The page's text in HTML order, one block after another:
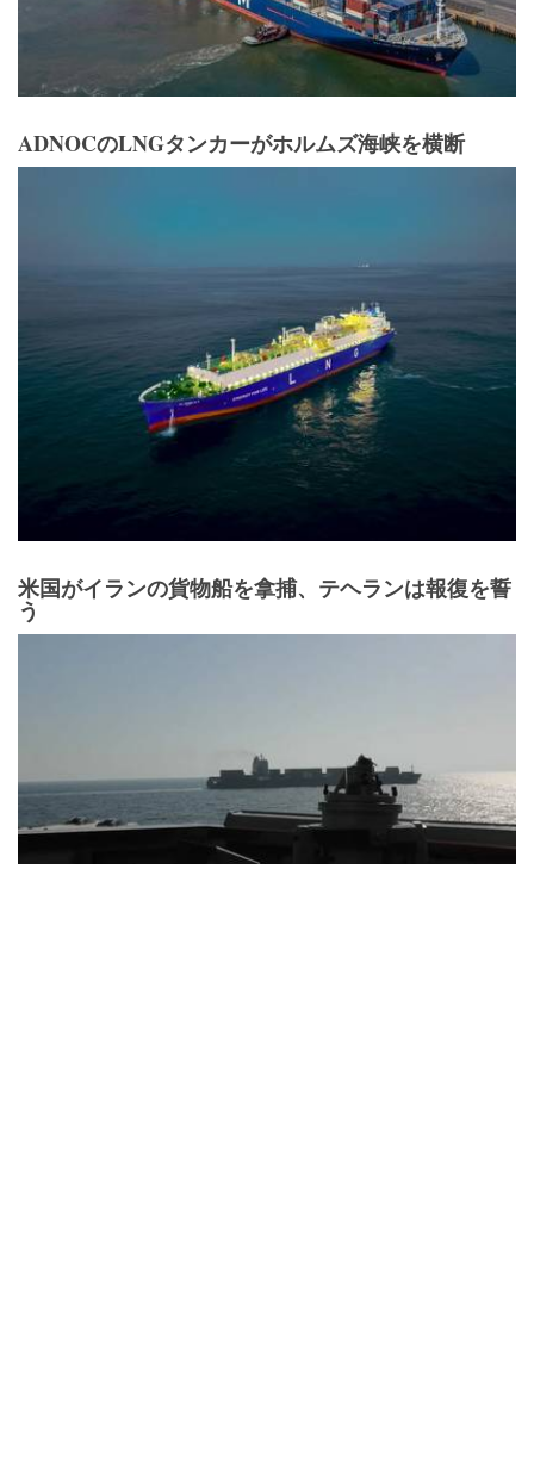
ADNOCのLNGタンカーがホルムズ海峡を横断
米国がイランの貨物船を拿捕、テヘランは報復を誓
う